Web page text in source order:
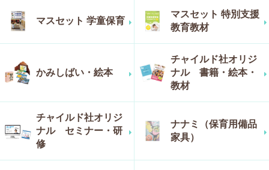
マスセット 学童保育
マスセット 特別支援
教育教材
かみしばい・絵本
チャイルド社オリジ
ナル 書籍・絵本・
教材
チャイルド社オリジ
ナル セミナー・研
修
ナナミ（保育用備品
家具）